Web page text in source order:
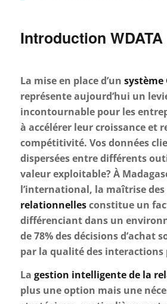
Introduction WDATA
La mise en place d’un système
représente aujourd’hui un
incontournable pour les
à accélérer leur croissance et
compétitivité. Vos données
dispersées entre différents
valeur exploitable? À
l’international, la maîtrise des
relationnellesconstitue un
différenciant dans un
de 78% des décisions d’achat
par la qualité des interactions
La gestion intelligente de la
plus une option mais une